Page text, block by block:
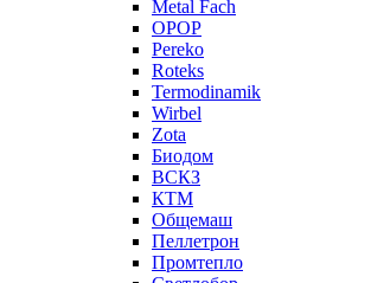
Metal Fach
OPOP
Pereko
Roteks
Termodinamik
Wirbel
Zota
Биодом
ВСКЗ
КТМ
Общемаш
Пеллетрон
Промтепло